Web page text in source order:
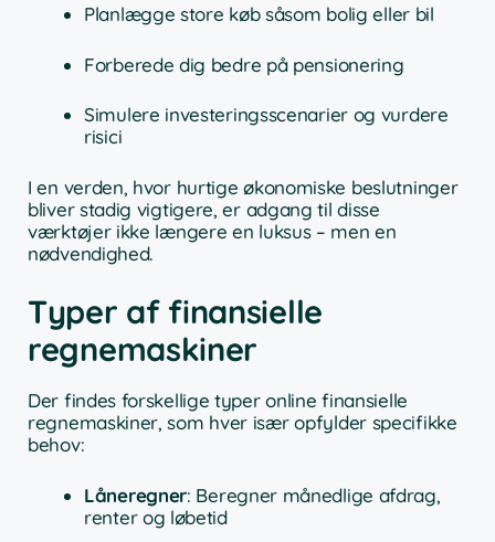
Planlægge store køb såsom bolig eller bil
Forberede dig bedre på pensionering
Simulere investeringsscenarier og vurdere
risici
I en verden, hvor hurtige økonomiske beslutninger
bliver stadig vigtigere, er adgang til disse
værktøjer ikke længere en luksus – men en
nødvendighed.
Typer af finansielle
regnemaskiner
Der findes forskellige typer online finansielle
regnemaskiner, som hver især opfylder specifikke
behov:
Låneregner: Beregner månedlige afdrag,
renter og løbetid